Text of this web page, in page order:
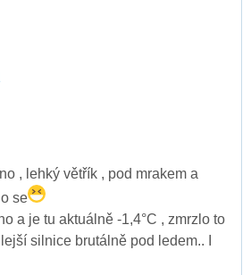
, lehký větřík , pod mrakem a
se
a je tu aktuálně -1,4°C , zmrzlo to
silnice brutálně pod ledem.. I